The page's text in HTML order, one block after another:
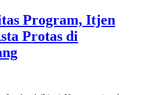
Program, Itjen
Protas di